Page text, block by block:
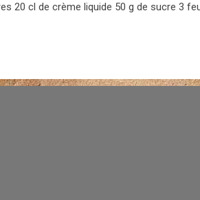
20 cl de crème liquide 50 g de sucre 3